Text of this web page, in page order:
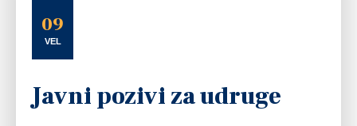
09
VEL
Javni pozivi za udruge